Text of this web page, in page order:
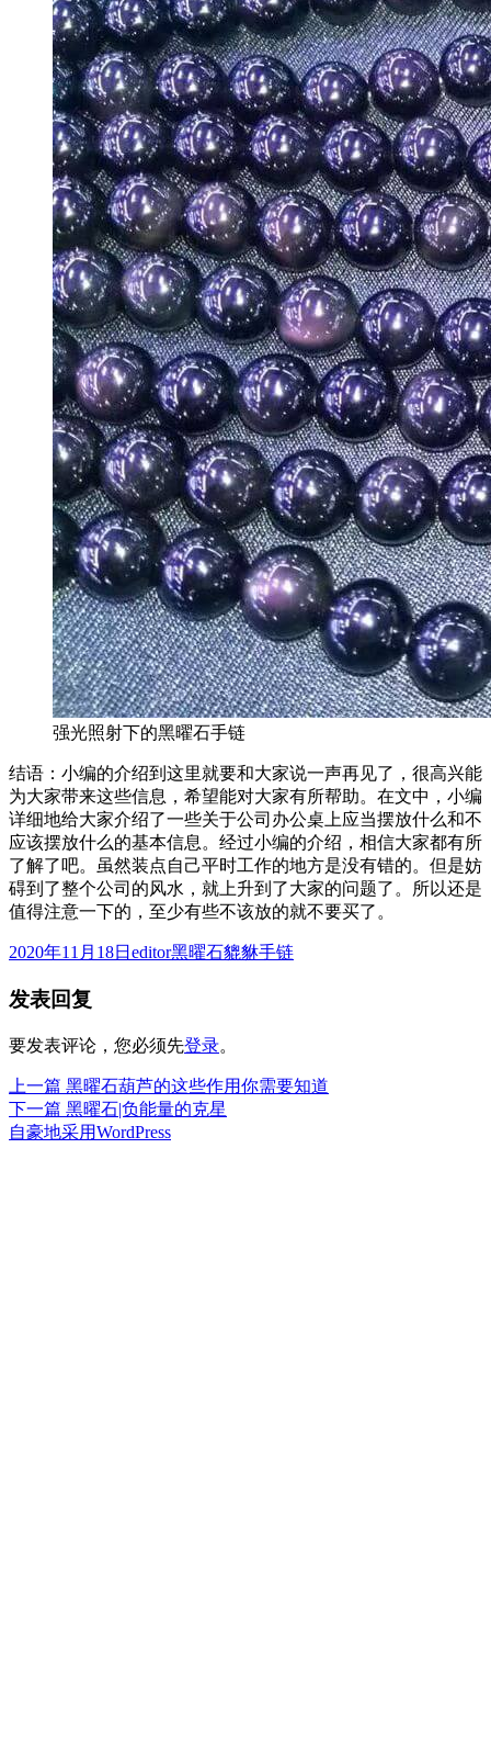
强光照射下的黑曜石手链
结语：小编的介绍到这里就要和大家说一声再见了，很高兴能
为大家带来这些信息，希望能对大家有所帮助。在文中，小编
详细地给大家介绍了一些关于公司办公桌上应当摆放什么和不
应该摆放什么的基本信息。经过小编的介绍，相信大家都有所
了解了吧。虽然装点自己平时工作的地方是没有错的。但是妨
碍到了整个公司的风水，就上升到了大家的问题了。所以还是
值得注意一下的，至少有些不该放的就不要买了。
发
于
2020年11月18日 作
editor分
黑曜石貔貅手链
发表回复
要发表评论，您必须先登录。
文
章
上一篇 上
篇
文
黑曜石葫芦的这些作用你需要知道
下一篇 下
篇
黑曜石|负能量的克星
自豪地采用WordPress